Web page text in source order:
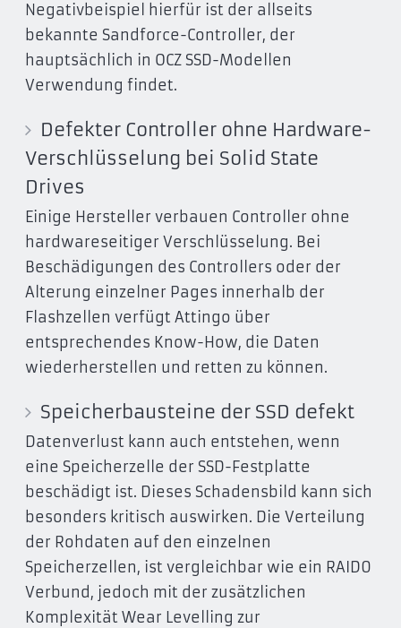
Negativbeispiel hierfür ist der allseits
bekannte Sandforce-Controller, der
hauptsächlich in OCZ SSD-Modellen
Verwendung findet.
Defekter Controller ohne Hardware-
Verschlüsselung bei Solid State
Drives
Einige Hersteller verbauen Controller ohne
hardwareseitiger Verschlüsselung. Bei
Beschädigungen des Controllers oder der
Alterung einzelner Pages innerhalb der
Flashzellen verfügt Attingo über
entsprechendes Know-How, die Daten
wiederherstellen und retten zu können.
Speicherbausteine der SSD defekt
Datenverlust kann auch entstehen, wenn
eine Speicherzelle der SSD-Festplatte
beschädigt ist. Dieses Schadensbild kann sich
besonders kritisch auswirken. Die Verteilung
der Rohdaten auf den einzelnen
Speicherzellen, ist vergleichbar wie ein RAID0
Verbund, jedoch mit der zusätzlichen
Komplexität Wear Levelling zur